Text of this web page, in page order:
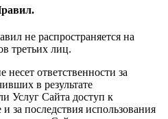
не распространяется на
третьих лиц.
ответственности за
в результате
Услуг Сайта доступ к
за последствия использования